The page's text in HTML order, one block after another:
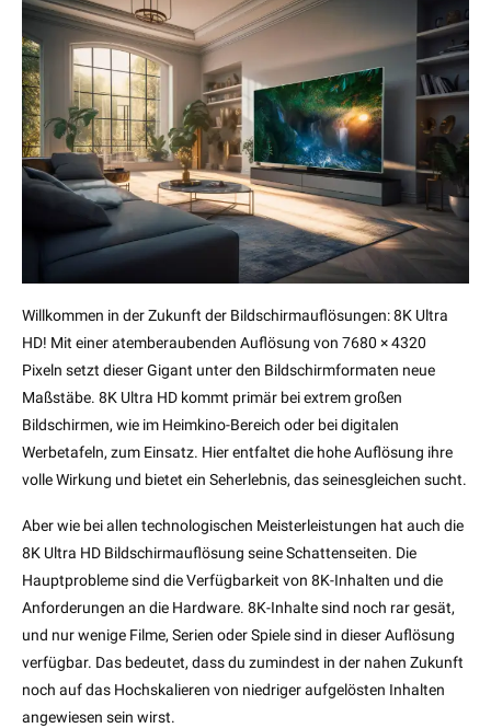
Willkommen in der Zukunft der Bildschirmauflösungen: 8K Ultra
HD! Mit einer atemberaubenden Auflösung von 7680 × 4320
Pixeln setzt dieser Gigant unter den Bildschirmformaten neue
Maßstäbe. 8K Ultra HD kommt primär bei extrem großen
Bildschirmen, wie im Heimkino-Bereich oder bei digitalen
Werbetafeln, zum Einsatz. Hier entfaltet die hohe Auflösung ihre
volle Wirkung und bietet ein Seherlebnis, das seinesgleichen sucht.
Aber wie bei allen technologischen Meisterleistungen hat auch die
8K Ultra HD Bildschirmauflösung seine Schattenseiten. Die
Hauptprobleme sind die Verfügbarkeit von 8K-Inhalten und die
Anforderungen an die Hardware. 8K-Inhalte sind noch rar gesät,
und nur wenige Filme, Serien oder Spiele sind in dieser Auflösung
verfügbar. Das bedeutet, dass du zumindest in der nahen Zukunft
noch auf das Hochskalieren von niedriger aufgelösten Inhalten
angewiesen sein wirst.